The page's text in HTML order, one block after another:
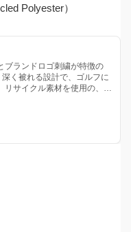
Polyester）
ブランドロゴ刺繍が特徴の
く被れる設計で、ゴルフに
リサイクル素材を使用の、ユ